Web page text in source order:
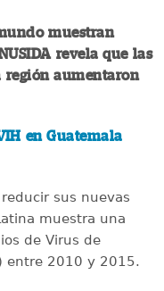
muestran
revela que las
región aumentaron
en Guatemala
sus nuevas
muestra una
de Virus de
entre 2010 y 2015.